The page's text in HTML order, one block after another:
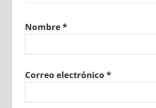
Nombre*
Correo electrónico *